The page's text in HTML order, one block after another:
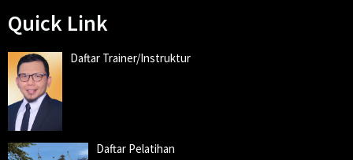
Quick Link
Daftar Trainer/Instruktur
Daftar Pelatihan